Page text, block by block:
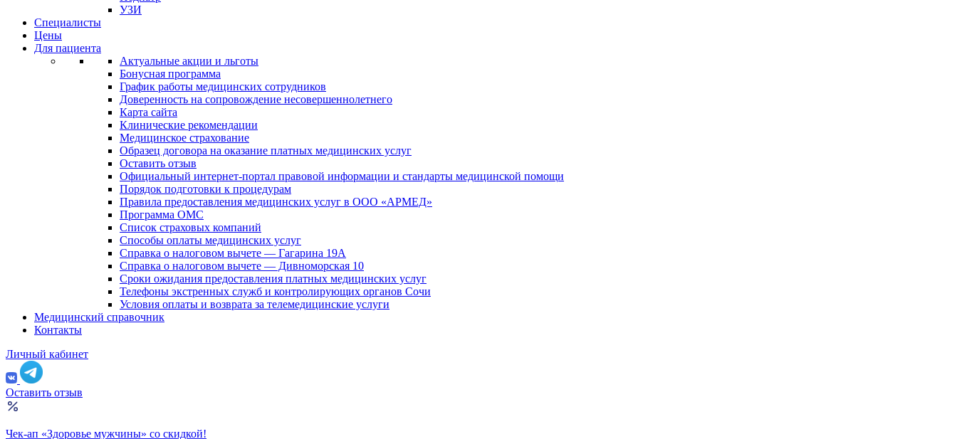
УЗИ
Специалисты
Цены
Для пациента
Актуальные акции и льготы
Бонусная программа
График работы медицинских сотрудников
Доверенность на сопровождение несовершеннолетнего
Карта сайта
Клинические рекомендации
Медицинское страхование
Образец договора на оказание платных медицинских услуг
Оставить отзыв
Официальный интернет-портал правовой информации и стандарты медицинской помощи
Порядок подготовки к процедурам
Правила предоставления медицинских услуг в ООО «АРМЕД»
Программа ОМС
Список страховых компаний
Способы оплаты медицинских услуг
Справка о налоговом вычете — Гагарина 19А
Справка о налоговом вычете — Дивноморская 10
Сроки ожидания предоставления платных медицинских услуг
Телефоны экстренных служб и контролирующих органов Сочи
Условия оплаты и возврата за телемедицинские услуги
Медицинский справочник
Контакты
Личный кабинет
Оставить отзыв
Чек-ап «Здоровье мужчины» со скидкой!